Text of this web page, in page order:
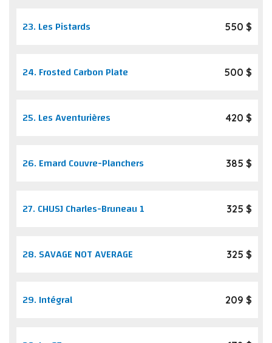
23. Les Pistards 550 $
24. Frosted Carbon Plate 500 $
25. Les Aventurières 420 $
26. Emard Couvre-Planchers 385 $
27. CHUSJ Charles-Bruneau 1 325 $
28. SAVAGE NOT AVERAGE 325 $
29. Intégral 209 $